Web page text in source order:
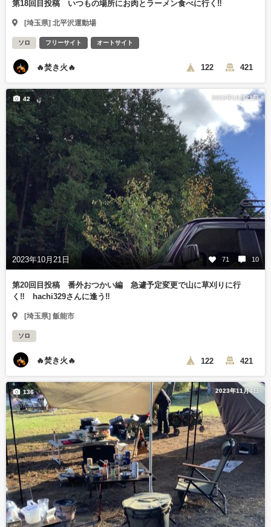
第18回目投稿 いつもの場所にお肉とラーメン食べに行く‼️
[埼玉県] 北平沢運動場
ソロ フリーサイト オートサイト
🔥焚き火🔥 122 421
2023年10月21日
2023年10月21日 71 10
42
第20回目投稿 番外おつかい編 急遽予定変更で山に草刈りに行
く‼️ hachi329さんに逢う‼️
[埼玉県] 飯能市
ソロ
🔥焚き火🔥 122 421
2023年11月4日
136